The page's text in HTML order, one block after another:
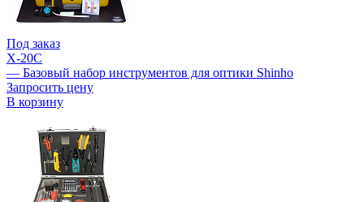
Под заказ
X-20C
— Базовый набор инструментов для оптики Shinho
Запросить цену
В корзину